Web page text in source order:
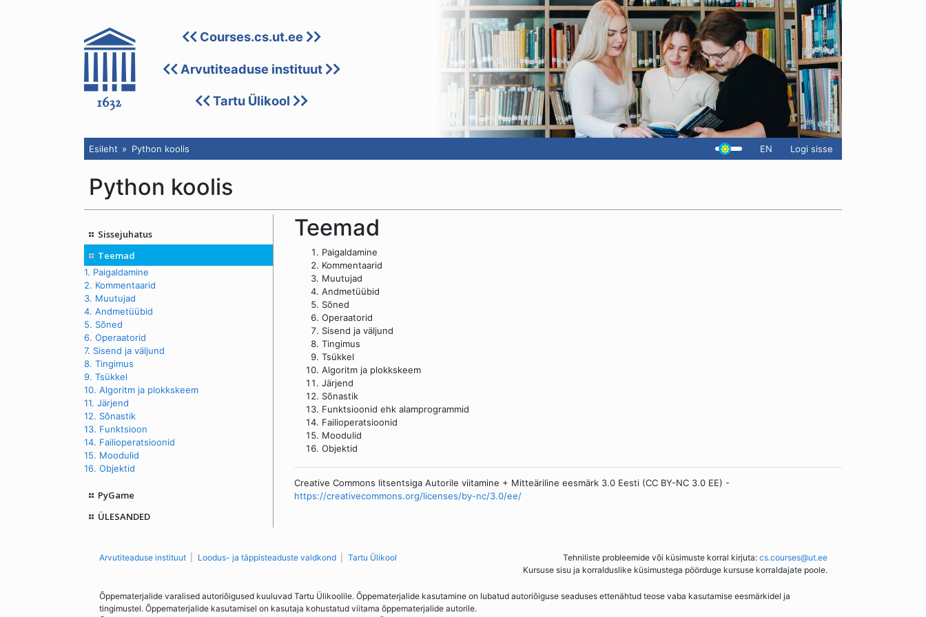
Courses.cs.ut.ee
Arvutiteaduse instituut
Tartu Ülikool
Esileht Python koolis EN Logi sisse
Python koolis
Sissejuhatus
Teemad
1. Paigaldamine
2. Kommentaarid
3. Muutujad
4. Andmetüübid
5. Sõned
6. Operaatorid
7. Sisend ja väljund
8. Tingimus
9. Tsükkel
10. Algoritm ja plokkskeem
11. Järjend
12. Sõnastik
13. Funktsioon
14. Failioperatsioonid
15. Moodulid
16. Objektid
PyGame
ÜLESANDED
Teemad
Paigaldamine
Kommentaarid
Muutujad
Andmetüübid
Sõned
Operaatorid
Sisend ja väljund
Tingimus
Tsükkel
Algoritm ja plokkskeem
Järjend
Sõnastik
Funktsioonid ehk alamprogrammid
Failioperatsioonid
Moodulid
Objektid
Creative Commons litsentsiga Autorile viitamine + Mitteäriline eesmärk 3.0 Eesti (CC BY-NC 3.0 EE) -
https://creativecommons.org/licenses/by-nc/3.0/ee/
Arvutiteaduse instituut Loodus- ja täppisteaduste valdkond Tartu Ülikool Tehniliste probleemide või küsimuste korral kirjuta: cs.courses@ut.ee
Kursuse sisu ja korralduslike küsimustega pöörduge kursuse korraldajate poole.
Õppematerjalide varalised autoriõigused kuuluvad Tartu Ülikoolile. Õppematerjalide kasutamine on lubatud autoriõiguse seaduses ettenähtud teose vaba kasutamise eesmärkidel ja
tingimustel. Õppematerjalide kasutamisel on kasutaja kohustatud viitama õppematerjalide autorile.